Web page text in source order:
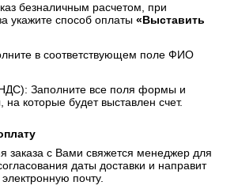
безналичным расчетом, при
укажите способ оплаты «Выставить
в соответствующем поле ФИО
Заполните все поля формы и
на которые будет выставлен счет.
заказа с Вами свяжется менеджер для
даты доставки и направит
почту.